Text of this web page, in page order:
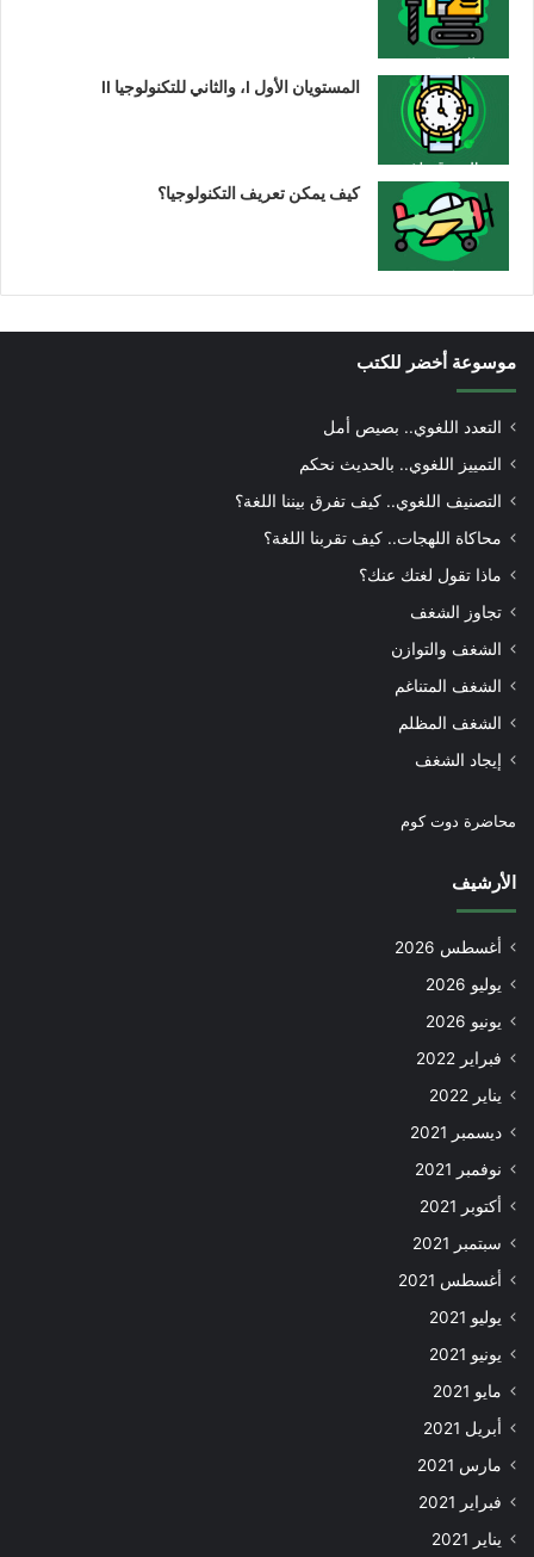
المستويان الأول I، والثاني للتكنولوجيا II
كيف يمكن تعريف التكنولوجيا؟
موسوعة أخضر للكتب
التعدد اللغوي.. بصيص أمل
التمييز اللغوي.. بالحديث نحكم
التصنيف اللغوي.. كيف تفرق بيننا اللغة؟
محاكاة اللهجات.. كيف تقربنا اللغة؟
ماذا تقول لغتك عنك؟
تجاوز الشغف
الشغف والتوازن
الشغف المتناغم
الشغف المظلم
إيجاد الشغف
محاضرة دوت كوم
الأرشيف
أغسطس 2026
يوليو 2026
يونيو 2026
فبراير 2022
يناير 2022
ديسمبر 2021
نوفمبر 2021
أكتوبر 2021
سبتمبر 2021
أغسطس 2021
يوليو 2021
يونيو 2021
مايو 2021
أبريل 2021
مارس 2021
فبراير 2021
يناير 2021